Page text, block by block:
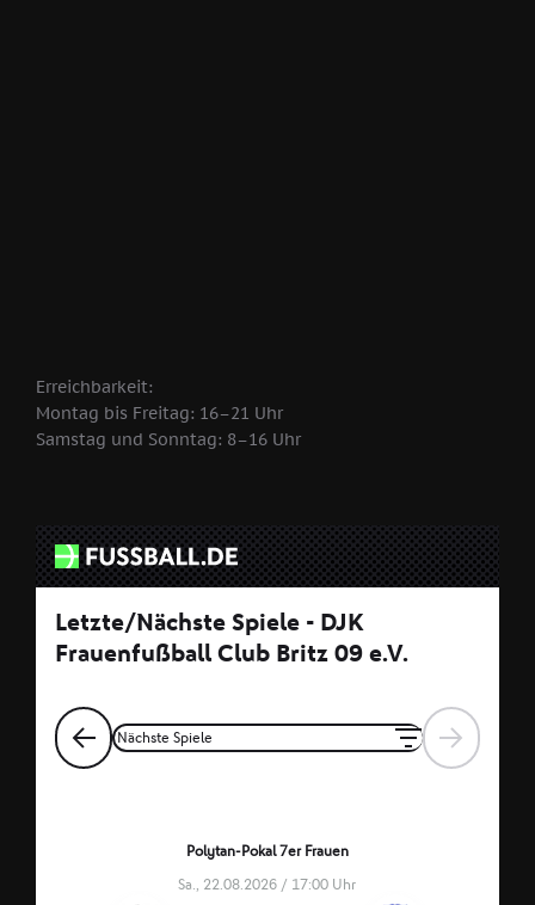
Erreichbarkeit:
Montag bis Freitag: 16–21 Uhr
Samstag und Sonntag: 8–16 Uhr